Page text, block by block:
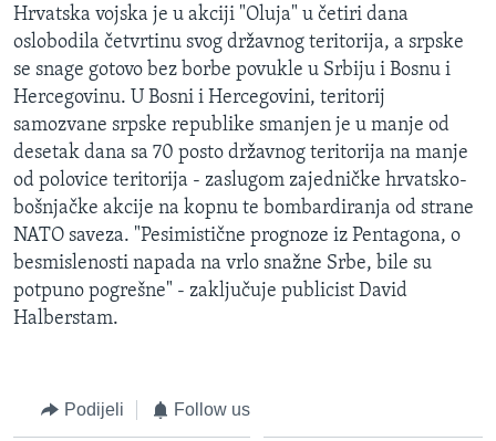
Hrvatska vojska je u akciji "Oluja" u četiri dana
oslobodila četvrtinu svog državnog teritorija, a srpske
se snage gotovo bez borbe povukle u Srbiju i Bosnu i
Hercegovinu. U Bosni i Hercegovini, teritorij
samozvane srpske republike smanjen je u manje od
desetak dana sa 70 posto državnog teritorija na manje
od polovice teritorija - zaslugom zajedničke hrvatsko-
bošnjačke akcije na kopnu te bombardiranja od strane
NATO saveza. "Pesimistične prognoze iz Pentagona, o
besmislenosti napada na vrlo snažne Srbe, bile su
potpuno pogrešne" - zaključuje publicist David
Halberstam.
Podijeli Follow us